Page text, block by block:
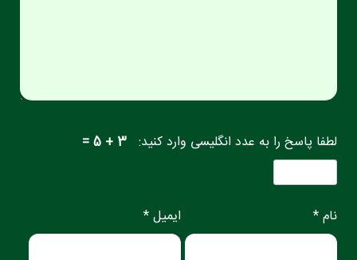
لطفا پاسخ را به عدد انگلیسی وارد کنید: 3 + 5 =
نام * ایمیل *